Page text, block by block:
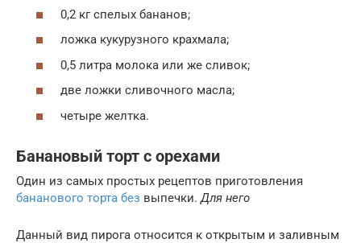
0,2 кг спелых бананов;
ложка кукурузного крахмала;
0,5 литра молока или же сливок;
две ложки сливочного масла;
четыре желтка.
Банановый торт с орехами
Один из самых простых рецептов приготовления
бананового торта без выпечки. Для него
Данный вид пирога относится к открытым и заливным